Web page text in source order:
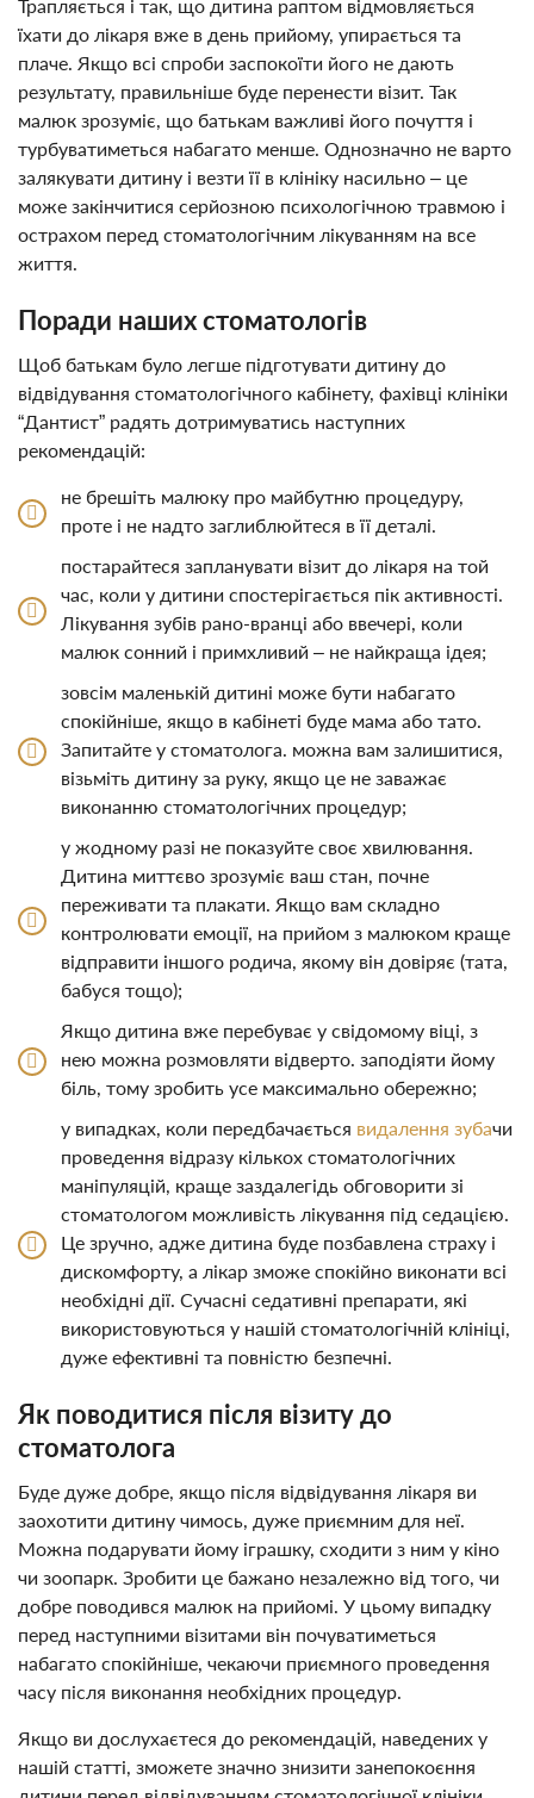
Трапляється і так, що дитина раптом відмовляється
їхати до лікаря вже в день прийому, упирається та
плаче. Якщо всі спроби заспокоїти його не дають
результату, правильніше буде перенести візит. Так
малюк зрозуміє, що батькам важливі його почуття і
турбуватиметься набагато менше. Однозначно не варто
залякувати дитину і везти її в клініку насильно – це
може закінчитися серйозною психологічною травмою і
острахом перед стоматологічним лікуванням на все
життя.
Поради наших стоматологів
Щоб батькам було легше підготувати дитину до
відвідування стоматологічного кабінету, фахівці клініки
“Дантист” радять дотримуватись наступних
рекомендацій:
не брешіть малюку про майбутню процедуру,
проте і не надто заглиблюйтеся в її деталі.
постарайтеся запланувати візит до лікаря на той
час, коли у дитини спостерігається пік активності.
Лікування зубів рано-вранці або ввечері, коли
малюк сонний і примхливий – не найкраща ідея;
зовсім маленькій дитині може бути набагато
спокійніше, якщо в кабінеті буде мама або тато.
Запитайте у стоматолога. можна вам залишитися,
візьміть дитину за руку, якщо це не заважає
виконанню стоматологічних процедур;
у жодному разі не показуйте своє хвилювання.
Дитина миттєво зрозуміє ваш стан, почне
переживати та плакати. Якщо вам складно
контролювати емоції, на прийом з малюком краще
відправити іншого родича, якому він довіряє (тата,
бабуся тощо);
Якщо дитина вже перебуває у свідомому віці, з
нею можна розмовляти відверто. заподіяти йому
біль, тому зробить усе максимально обережно;
у випадках, коли передбачається видалення зубачи
проведення відразу кількох стоматологічних
маніпуляцій, краще заздалегідь обговорити зі
стоматологом можливість лікування під седацією.
Це зручно, адже дитина буде позбавлена страху і
дискомфорту, а лікар зможе спокійно виконати всі
необхідні дії. Сучасні седативні препарати, які
використовуються у нашій стоматологічній клініці,
дуже ефективні та повністю безпечні.
Як поводитися після візиту до
стоматолога
Буде дуже добре, якщо після відвідування лікаря ви
заохотити дитину чимось, дуже приємним для неї.
Можна подарувати йому іграшку, сходити з ним у кіно
чи зоопарк. Зробити це бажано незалежно від того, чи
добре поводився малюк на прийомі. У цьому випадку
перед наступними візитами він почуватиметься
набагато спокійніше, чекаючи приємного проведення
часу після виконання необхідних процедур.
Якщо ви дослухаєтеся до рекомендацій, наведених у
нашій статті, зможете значно знизити занепокоєння